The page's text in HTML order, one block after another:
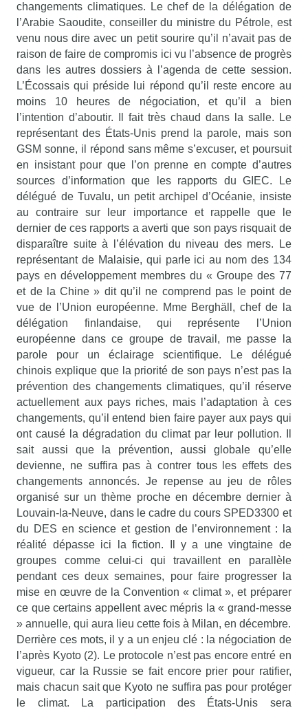
changements climatiques. Le chef de la délégation de
l’Arabie Saoudite, conseiller du ministre du Pétrole, est
venu nous dire avec un petit sourire qu’il n’avait pas de
raison de faire de compromis ici vu l’absence de progrès
dans les autres dossiers à l’agenda de cette session.
L’Écossais qui préside lui répond qu’il reste encore au
moins 10 heures de négociation, et qu’il a bien
l’intention d’aboutir. Il fait très chaud dans la salle. Le
représentant des États-Unis prend la parole, mais son
GSM sonne, il répond sans même s’excuser, et poursuit
en insistant pour que l’on prenne en compte d’autres
sources d’information que les rapports du GIEC. Le
délégué de Tuvalu, un petit archipel d’Océanie, insiste
au contraire sur leur importance et rappelle que le
dernier de ces rapports a averti que son pays risquait de
disparaître suite à l’élévation du niveau des mers. Le
représentant de Malaisie, qui parle ici au nom des 134
pays en développement membres du « Groupe des 77
et de la Chine » dit qu’il ne comprend pas le point de
vue de l’Union européenne. Mme Berghäll, chef de la
délégation finlandaise, qui représente l’Union
européenne dans ce groupe de travail, me passe la
parole pour un éclairage scientifique. Le délégué
chinois explique que la priorité de son pays n’est pas la
prévention des changements climatiques, qu’il réserve
actuellement aux pays riches, mais l’adaptation à ces
changements, qu’il entend bien faire payer aux pays qui
ont causé la dégradation du climat par leur pollution. Il
sait aussi que la prévention, aussi globale qu’elle
devienne, ne suffira pas à contrer tous les effets des
changements annoncés. Je repense au jeu de rôles
organisé sur un thème proche en décembre dernier à
Louvain-la-Neuve, dans le cadre du cours SPED3300 et
du DES en science et gestion de l’environnement : la
réalité dépasse ici la fiction. Il y a une vingtaine de
groupes comme celui-ci qui travaillent en parallèle
pendant ces deux semaines, pour faire progresser la
mise en œuvre de la Convention « climat », et préparer
ce que certains appellent avec mépris la « grand-messe
» annuelle, qui aura lieu cette fois à Milan, en décembre.
Derrière ces mots, il y a un enjeu clé : la négociation de
l’après Kyoto (2). Le protocole n’est pas encore entré en
vigueur, car la Russie se fait encore prier pour ratifier,
mais chacun sait que Kyoto ne suffira pas pour protéger
le climat. La participation des États-Unis sera